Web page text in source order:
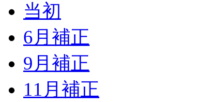
当初
6月補正
9月補正
11月補正